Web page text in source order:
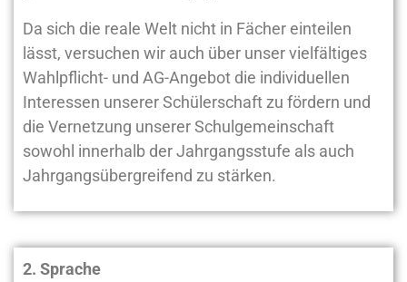
Da sich die reale Welt nicht in Fächer einteilen
lässt, versuchen wir auch über unser vielfältiges
Wahlpflicht- und AG-Angebot die individuellen
Interessen unserer Schülerschaft zu fördern und
die Vernetzung unserer Schulgemeinschaft
sowohl innerhalb der Jahrgangsstufe als auch
Jahrgangsübergreifend zu stärken.
2. Sprache